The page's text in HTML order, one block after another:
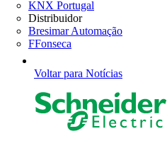
KNX Portugal
Distribuidor
Bresimar Automação
FFonseca
Voltar para Notícias